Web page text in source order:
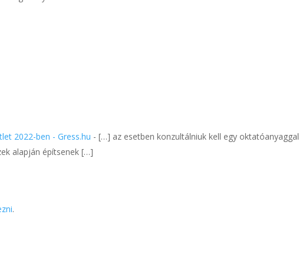
2022-ben - Gress.hu - […] az esetben konzultálniuk kell egy
alapján építsenek […]
.